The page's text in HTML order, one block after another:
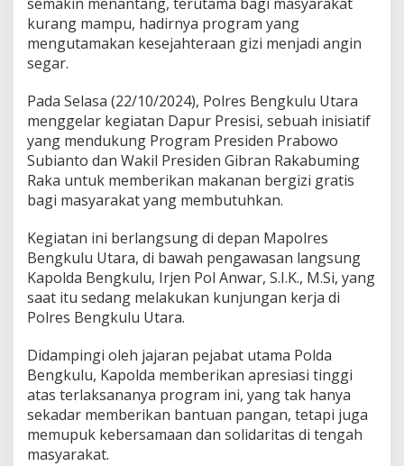
u
n
g
o
g
r
a
m
G
i
z
N
a
s
i
o
n
l
B
a
g
i
W
kurang mampu, hadirnya program yang
mengutamakan kesejahteraan gizi menjadi angin
segar.
Pada Selasa (22/10/2024), Polres Bengkulu Utara
menggelar kegiatan Dapur Presisi, sebuah inisiatif
yang mendukung Program Presiden Prabowo
Subianto dan Wakil Presiden Gibran Rakabuming
Raka untuk memberikan makanan bergizi gratis
bagi masyarakat yang membutuhkan.
Kegiatan ini berlangsung di depan Mapolres
Bengkulu Utara, di bawah pengawasan langsung
Kapolda Bengkulu, Irjen Pol Anwar, S.I.K., M.Si, yang
saat itu sedang melakukan kunjungan kerja di
Polres Bengkulu Utara.
Didampingi oleh jajaran pejabat utama Polda
Bengkulu, Kapolda memberikan apresiasi tinggi
atas terlaksananya program ini, yang tak hanya
sekadar memberikan bantuan pangan, tetapi juga
memupuk kebersamaan dan solidaritas di tengah
masyarakat.